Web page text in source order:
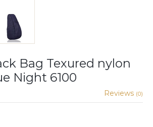
Bag Texured nylon
Night 6100
Reviews (0)